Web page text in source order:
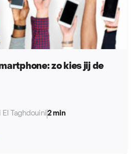
zo kies jij de
El Taghdouini2 min